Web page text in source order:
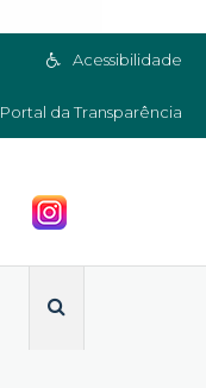
Acessibilidade
Portal da Transparência